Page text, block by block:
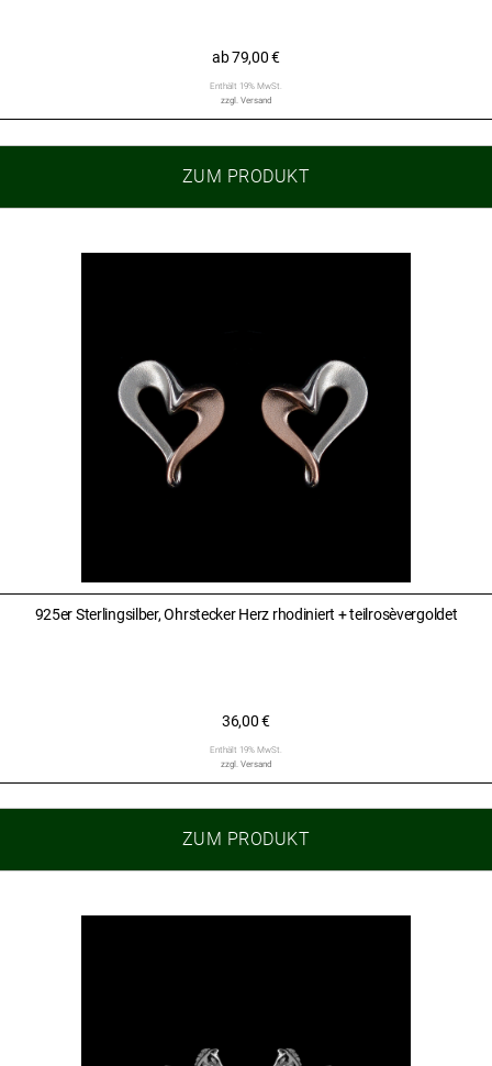
ab79,00€
Enthält 19% MwSt.
zzgl. Versand
ZUM PRODUKT
925er Sterlingsilber, Ohrstecker Herz rhodiniert + teilrosèvergoldet
36,00€
Enthält 19% MwSt.
zzgl. Versand
ZUM PRODUKT